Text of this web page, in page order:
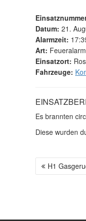
Datum: 21.
Alarmzeit:
Art: Feueralarm
Einsatzort:
Fahrzeuge:
Es brannten
Diese wurden
B
R
H1